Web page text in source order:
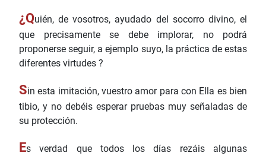
¿Quién, de vosotros, ayudado del socorro divino, el
que precisamente se debe implorar, no podrá
proponerse seguir, a ejemplo suyo, la práctica de estas
diferentes virtudes ?
Sin esta imitación, vuestro amor para con Ella es bien
tibio, y no debéis esperar pruebas muy señaladas de
su protección.
Es verdad que todos los días rezáis algunas